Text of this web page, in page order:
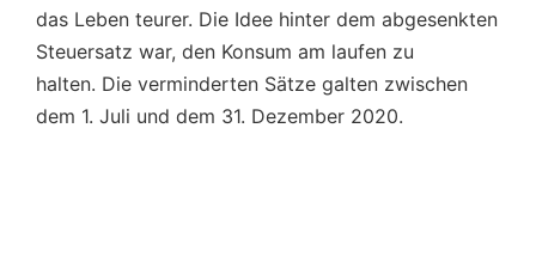
das Leben teurer. Die Idee hinter dem abgesenkten
Steuersatz war, den Konsum am laufen zu
halten. Die verminderten Sätze galten zwischen
dem 1. Juli und dem 31. Dezember 2020.